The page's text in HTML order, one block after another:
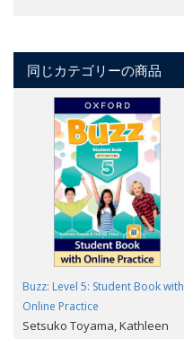
同じカテゴリーの商品
Buzz: Level 5: Student Book with
Online Practice
Setsuko Toyama, Kathleen